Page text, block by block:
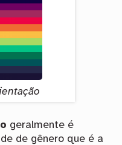
geralmente é
de gênero que é a